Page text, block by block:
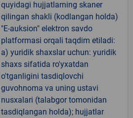
quyidagi hujjatlarning skaner
qilingan shakli (kodlangan holda)
"E-auksion" elektron savdo
platformasi orqali taqdim etiladi:
a) yuridik shaxslar uchun: yuridik
shaxs sifatida ro'yxatdan
o'tganligini tasdiqlovchi
guvohnoma va uning ustavi
nusxalari (talabgor tomonidan
tasdiqlangan holda); hujjatlar